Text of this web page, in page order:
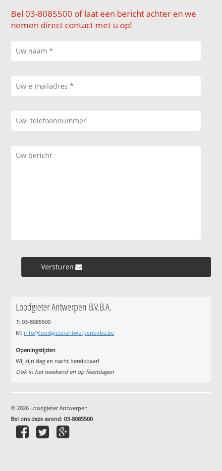
Bel 03-8085500 of laat een bericht achter en we
nemen direct contact met u op!
Versturen »
Loodgieter Antwerpen B.V.B.A.
T: 03-8085500
M: info@loodgieterantwerpenbvba.be
Openingstijden
Wij zijn dag en nacht bereikbaar!
Ook in het weekend en op feestdagen
© 2026 Loodgieter Antwerpen
Bel ons deze avond:03-8085500